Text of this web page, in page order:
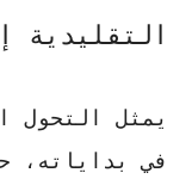
التقليدية
يمثل التحول
في بداياته،